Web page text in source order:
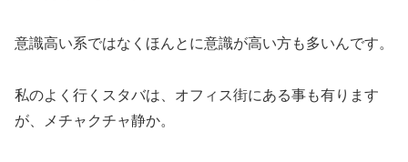
意識高い系ではなくほんとに意識が高い方も多いんです。
私のよく行くスタバは、オフィス街にある事も有ります
が、メチャクチャ静か。